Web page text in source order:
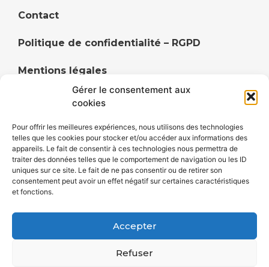
Gérer le consentement aux
cookies
Pour offrir les meilleures expériences, nous utilisons des technologies
telles que les cookies pour stocker et/ou accéder aux informations des
appareils. Le fait de consentir à ces technologies nous permettra de
traiter des données telles que le comportement de navigation ou les ID
uniques sur ce site. Le fait de ne pas consentir ou de retirer son
consentement peut avoir un effet négatif sur certaines caractéristiques
et fonctions.
Accepter
Refuser
Contact
Politique de confidentialité – RGPD
Mentions légales
Politique de cookies (UE)
Annuaire du territoire de Faulquemont et ses
alentours, Cityavie DUF centralise les commerçants,
artisans, restaurateurs, hébergements et